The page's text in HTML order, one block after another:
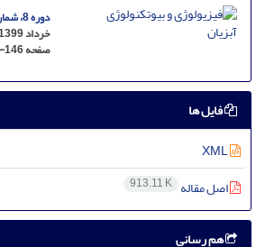
دوره 8، شماره 1
خرداد 1399
صفحه146
فایل ها
اصل مقاله 913.11 K
هم رسانی